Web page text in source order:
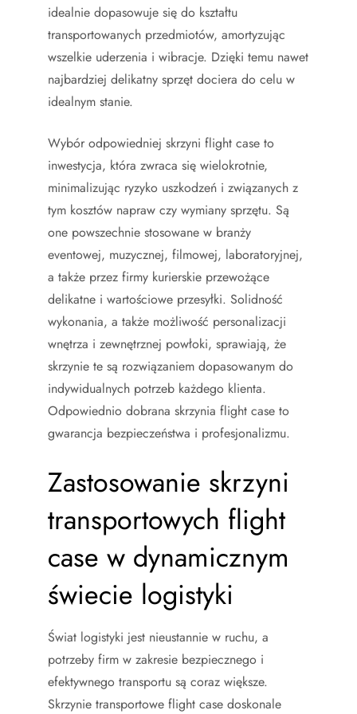
idealnie dopasowuje się do kształtu
transportowanych przedmiotów, amortyzując
wszelkie uderzenia i wibracje. Dzięki temu nawet
najbardziej delikatny sprzęt dociera do celu w
idealnym stanie.
Wybór odpowiedniej skrzyni flight case to
inwestycja, która zwraca się wielokrotnie,
minimalizując ryzyko uszkodzeń i związanych z
tym kosztów napraw czy wymiany sprzętu. Są
one powszechnie stosowane w branży
eventowej, muzycznej, filmowej, laboratoryjnej,
a także przez firmy kurierskie przewożące
delikatne i wartościowe przesyłki. Solidność
wykonania, a także możliwość personalizacji
wnętrza i zewnętrznej powłoki, sprawiają, że
skrzynie te są rozwiązaniem dopasowanym do
indywidualnych potrzeb każdego klienta.
Odpowiednio dobrana skrzynia flight case to
gwarancja bezpieczeństwa i profesjonalizmu.
Zastosowanie skrzyni
transportowych flight
case w dynamicznym
świecie logistyki
Świat logistyki jest nieustannie w ruchu, a
potrzeby firm w zakresie bezpiecznego i
efektywnego transportu są coraz większe.
Skrzynie transportowe flight case doskonale